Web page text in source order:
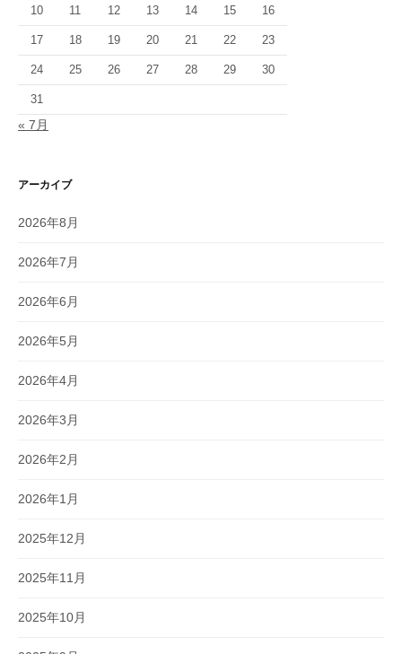
10 11 12 13 14 15 16
17 18 19 20 21 22 23
24 25 26 27 28 29 30
31
« 7月
アーカイブ
2026年8月
2026年7月
2026年6月
2026年5月
2026年4月
2026年3月
2026年2月
2026年1月
2025年12月
2025年11月
2025年10月